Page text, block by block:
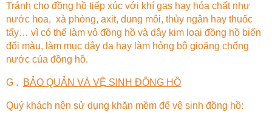
Tránh cho đồng hồ tiếp xúc với khí gas hay hóa chất như
nước hoa, xà phòng, axit, dung môi, thủy ngân hay thuốc
tẩy… vì có thể làm vỏ đồng hồ và dây kim loại đồng hồ biến
đổi màu, làm mục dây da hay làm hỏng bộ gioăng chống
nước của đồng hồ.
G . BẢO QUẢN VÀ VỆ SINH ĐỒNG HỒ
Quý khách nên sử dụng khăn mềm để vệ sinh đồng hồ: